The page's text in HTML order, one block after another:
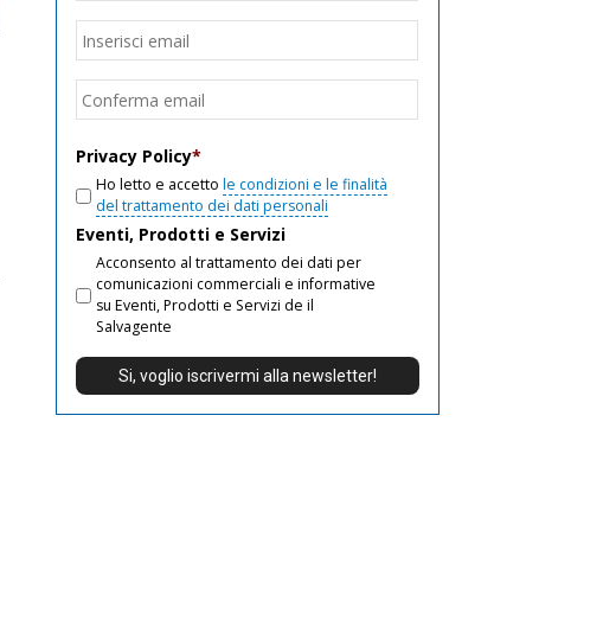
Email
Privacy Policy*
Ho letto e accetto le condizioni e le finalità
del trattamento dei dati personali
Eventi, Prodotti e Servizi
Acconsento al trattamento dei dati per
comunicazioni commerciali e informative
su Eventi, Prodotti e Servizi de il
Salvagente